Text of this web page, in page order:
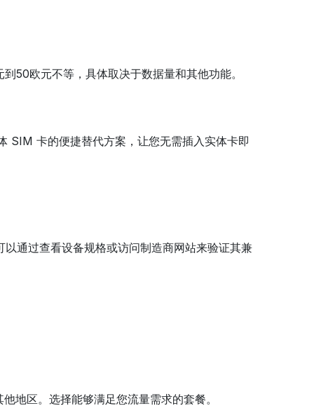
50欧元不等，具体取决于数据量和其他功能。
SIM 卡的便捷替代方案，让您无需插入实体卡即
通过查看设备规格或访问制造商网站来验证其兼
地区。选择能够满足您流量需求的套餐。